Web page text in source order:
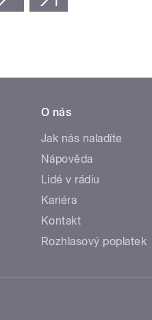
O nás
Jak nás naladíte
Nápověda
Lidé v rádiu
Kariéra
Kontakt
Rozhlasový poplatek